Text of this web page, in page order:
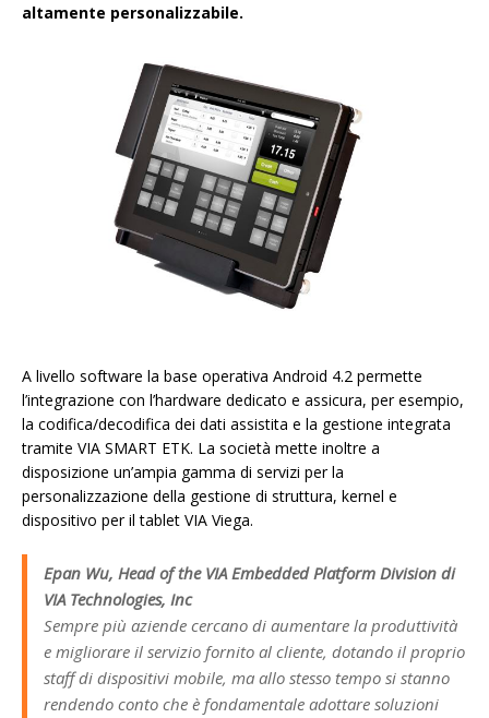
altamente personalizzabile.
A livello software la base operativa Android 4.2 permette
l’integrazione con l’hardware dedicato e assicura, per esempio,
la codifica/decodifica dei dati assistita e la gestione integrata
tramite VIA SMART ETK. La società mette inoltre a
disposizione un’ampia gamma di servizi per la
personalizzazione della gestione di struttura, kernel e
dispositivo per il tablet VIA Viega.
Epan Wu, Head of the VIA Embedded Platform Division di
VIA Technologies, Inc
Sempre più aziende cercano di aumentare la produttività
e migliorare il servizio fornito al cliente, dotando il proprio
staff di dispositivi mobile, ma allo stesso tempo si stanno
rendendo conto che è fondamentale adottare soluzioni